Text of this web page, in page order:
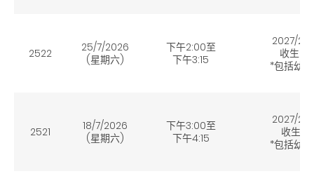
2522
25/7/2026
(星期六)
下午2:00至
下午3:15
2027/28
收生安
*包括幼
2521
18/7/2026
(星期六)
下午3:00至
下午4:15
2027/28
收生安
*包括幼